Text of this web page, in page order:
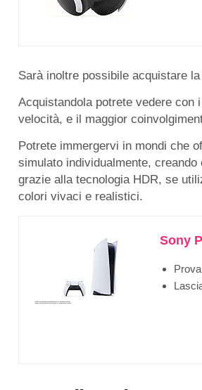
Sarà inoltre possibile acquistare
Acquistandola potrete vedere
velocità, e il maggior
Potrete immergervi in mondi che
simulato individualmente,
grazie alla tecnologia HDR, se
colori vivaci e realistici.
Sony